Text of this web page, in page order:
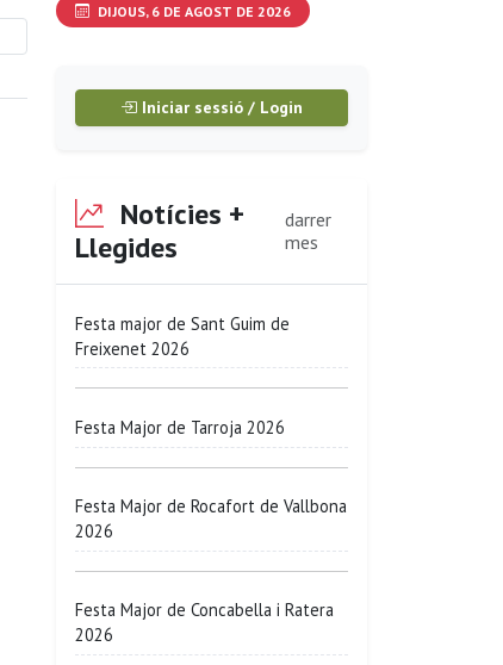
DIJOUS, 6 DE AGOST DE 2026
Iniciar sessió / Login
Notícies +
Llegides
darrer
mes
Festa major de Sant Guim de
Freixenet 2026
Festa Major de Tarroja 2026
Festa Major de Rocafort de Vallbona
2026
Festa Major de Concabella i Ratera
2026